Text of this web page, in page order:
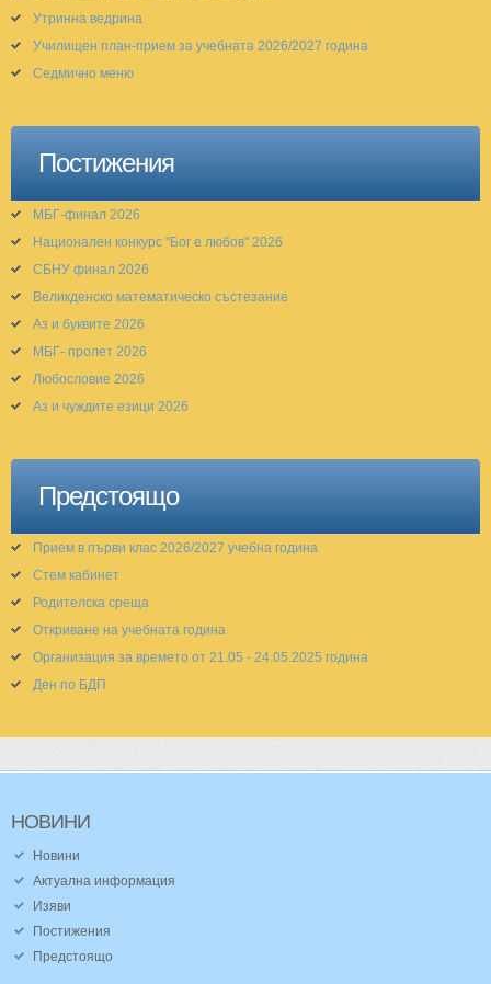
Утринна ведрина
Училищен план-прием за учебната 2026/2027 година
Седмично меню
Постижения
МБГ-финал 2026
Национален конкурс "Бог е любов" 2026
СБНУ финал 2026
Великденско математическо състезание
Аз и буквите 2026
МБГ- пролет 2026
Любословие 2026
Аз и чуждите езици 2026
Предстоящо
Прием в първи клас 2026/2027 учебна година
Стем кабинет
Родителска среща
Откриване на учебната година
Организация за времето от 21.05 - 24.05.2025 година
Ден по БДП
НОВИНИ
Новини
Актуална информация
Изяви
Постижения
Предстоящо